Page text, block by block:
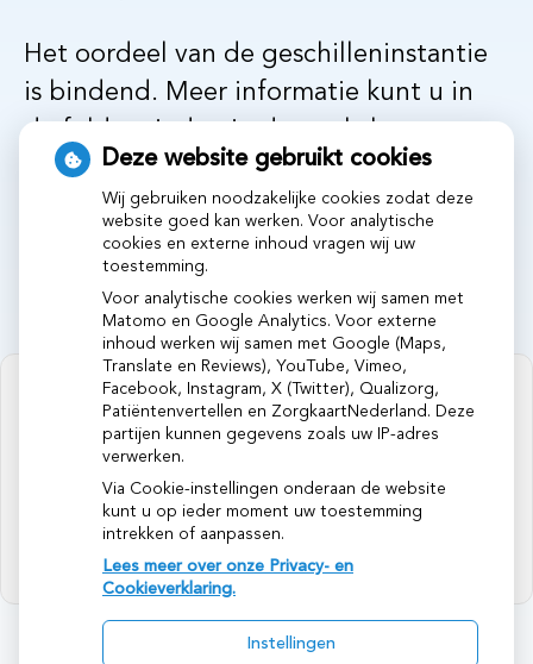
Het oordeel van de geschilleninstantie
is bindend. Meer informatie kunt u in
de
opwww.skge.nl .
U heeft geen toestemming gegeven
voor externe inhouddie nodig is om dit
te zien.
Cookie-instellingen wijzigen
Deze website gebruikt cookies
Wij gebruiken noodzakelijke cookies zodat deze
website goed kan werken. Voor analytische
cookies en externe inhoud vragen wij uw
toestemming.
Voor analytische cookies werken wij samen met
Matomo en Google Analytics. Voor externe
inhoud werken wij samen met Google (Maps,
Translate en Reviews), YouTube, Vimeo,
Facebook, Instagram, X (Twitter), Qualizorg,
Patiëntenvertellen en ZorgkaartNederland. Deze
partijen kunnen gegevens zoals uw IP-adres
verwerken.
Via Cookie-instellingen onderaan de website
kunt u op ieder moment uw toestemming
intrekken of aanpassen.
Lees meer over onze Privacy- en
Cookieverklaring.
Instellingen